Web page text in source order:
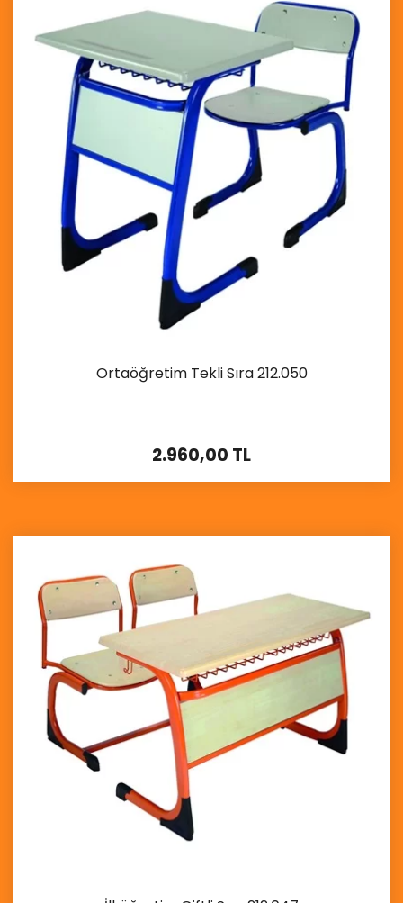
Ortaöğretim Tekli Sıra 212.050
2.960,00 TL
İncele